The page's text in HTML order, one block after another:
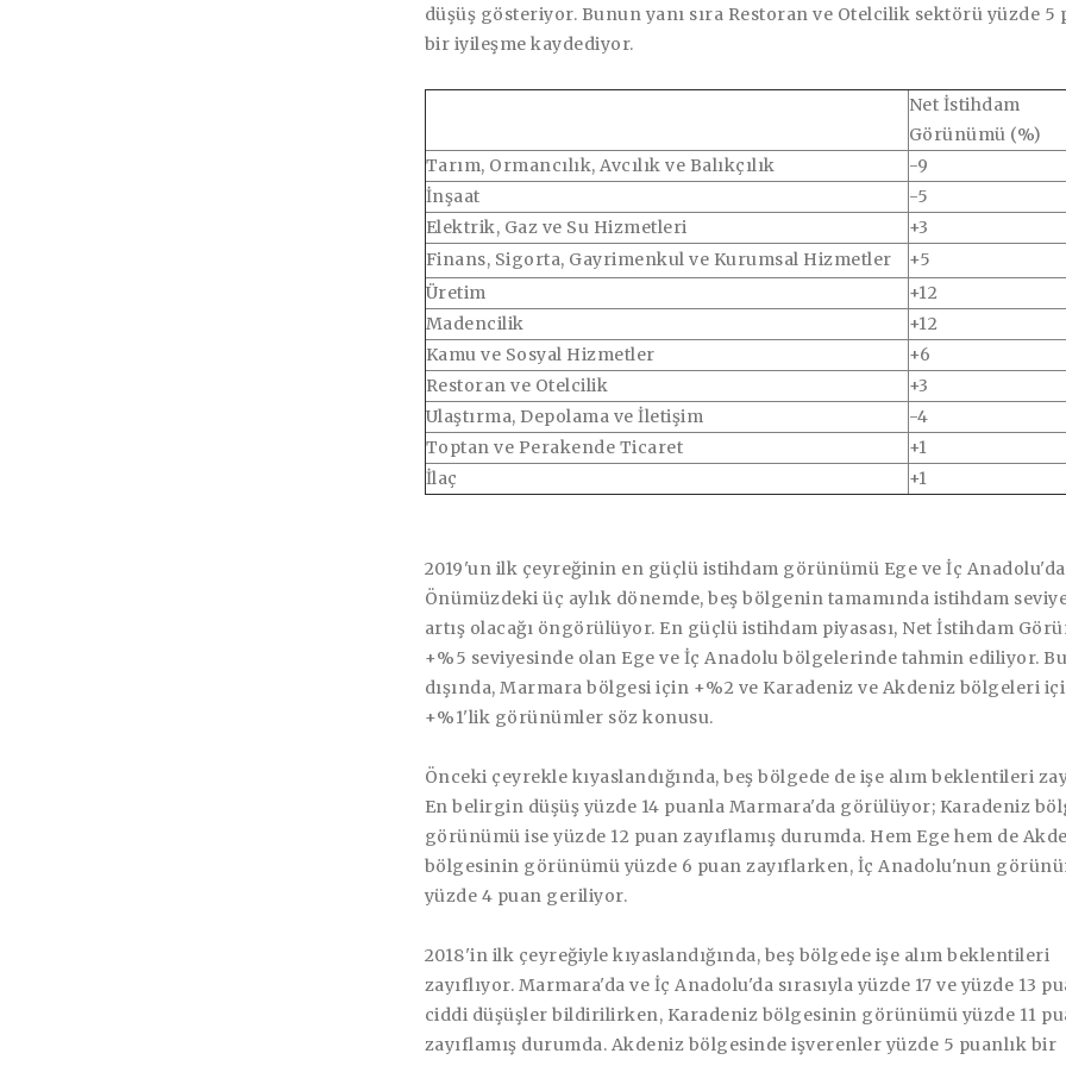
düşüş gösteriyor. Bunun yanı sıra Restoran ve Otelcilik sektörü yüzde 5
bir iyileşme kaydediyor.
Net İstihdam
Görünümü (%)
Tarım, Ormancılık, Avcılık ve Balıkçılık
-9
İnşaat
-5
Elektrik, Gaz ve Su Hizmetleri
+3
Finans, Sigorta, Gayrimenkul ve Kurumsal Hizmetler
+5
Üretim
+12
Madencilik
+12
Kamu ve Sosyal Hizmetler
+6
Restoran ve Otelcilik
+3
Ulaştırma, Depolama ve İletişim
-4
Toptan ve Perakende Ticaret
+1
İlaç
+1
2019'un ilk çeyreğinin en güçlü istihdam görünümü Ege ve İç
Önümüzdeki üç aylık dönemde, beş bölgenin tamamında istihdam
artış olacağı öngörülüyor. En güçlü istihdam piyasası, Net İstihdam
+%5 seviyesinde olan Ege ve İç Anadolu bölgelerinde tahmin ediliyor.
dışında, Marmara bölgesi için +%2 ve Karadeniz ve Akdeniz bölgeleri
+%1'lik görünümler söz konusu.
Önceki çeyrekle kıyaslandığında, beş bölgede de işe alım beklentileri
En belirgin düşüş yüzde 14 puanla Marmara'da görülüyor; Karadeniz
görünümü ise yüzde 12 puan zayıflamış durumda. Hem Ege hem de
bölgesinin görünümü yüzde 6 puan zayıflarken, İç Anadolu'nun
yüzde 4 puan geriliyor.
2018'in ilk çeyreğiyle kıyaslandığında, beş bölgede işe alım beklentileri
zayıflıyor. Marmara'da ve İç Anadolu'da sırasıyla yüzde 17 ve yüzde 13
ciddi düşüşler bildirilirken, Karadeniz bölgesinin görünümü yüzde 11
zayıflamış durumda. Akdeniz bölgesinde işverenler yüzde 5 puanlık bir